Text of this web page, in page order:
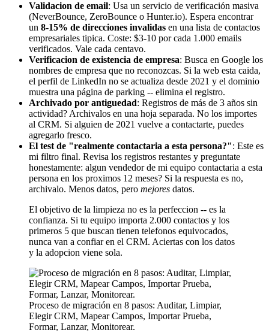
Validacion de email: Usa un servicio de verificación masiva
(NeverBounce, ZeroBounce o Hunter.io). Espera encontrar
un 8-15% de direcciones invalidas en una lista de contactos
empresariales tipica. Coste: $3-10 por cada 1.000 emails
verificados. Vale cada centavo.
Verificacion de existencia de empresa: Busca en Google los
nombres de empresa que no reconozcas. Si la web esta caida,
el perfil de LinkedIn no se actualiza desde 2021 y el dominio
muestra una página de parking -- elimina el registro.
Archivado por antiguedad: Registros de más de 3 años sin
actividad? Archivalos en una hoja separada. No los importes
al CRM. Si alguien de 2021 vuelve a contactarte, puedes
agregarlo fresco.
El test de "realmente contactaria a esta persona?": Este es
mi filtro final. Revisa los registros restantes y preguntate
honestamente: algun vendedor de mi equipo contactaria a esta
persona en los proximos 12 meses? Si la respuesta es no,
archivalo. Menos datos, pero mejores datos.
El objetivo de la limpieza no es la perfeccion -- es la
confianza. Si tu equipo importa 2.000 contactos y los
primeros 5 que buscan tienen telefonos equivocados,
nunca van a confiar en el CRM. Aciertas con los datos
y la adopcion viene sola.
Proceso de migración en 8 pasos: Auditar, Limpiar,
Elegir CRM, Mapear Campos, Importar Prueba,
Formar, Lanzar, Monitorear.